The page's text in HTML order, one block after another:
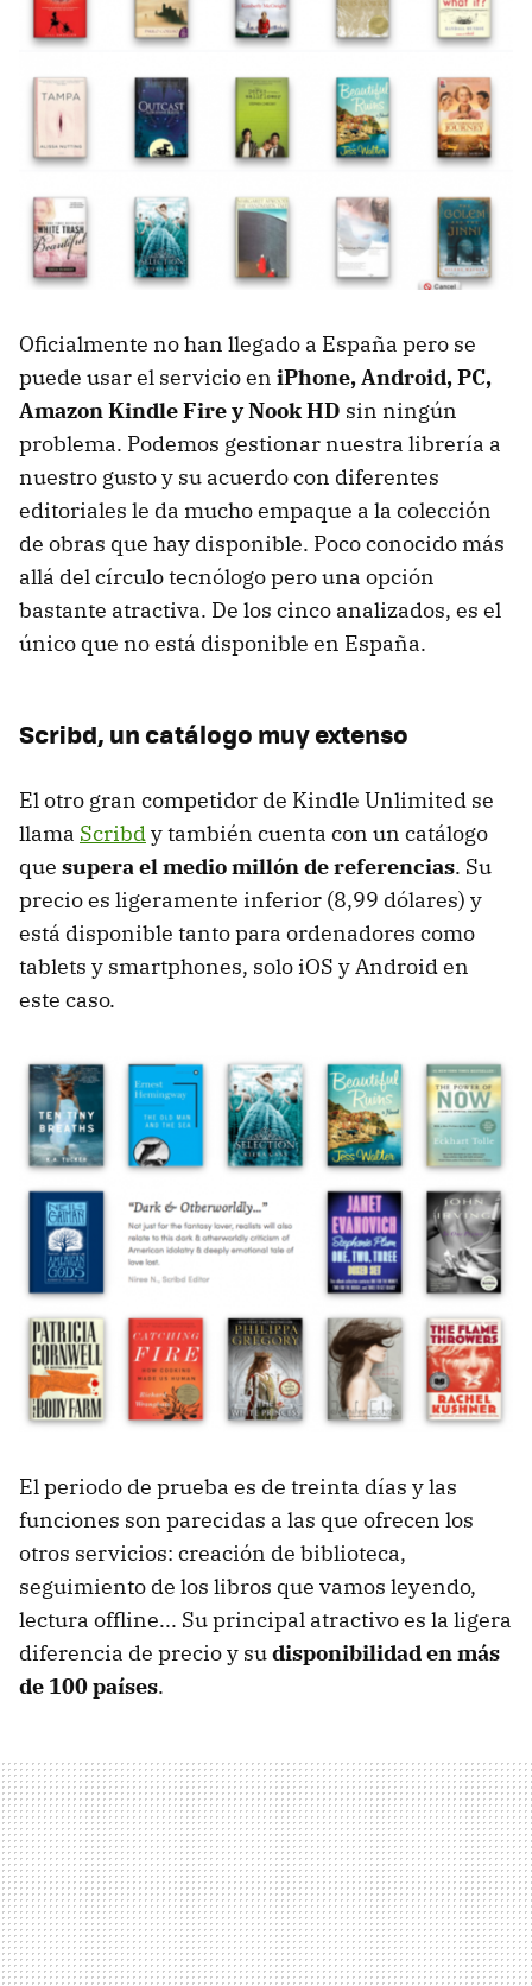
Oficialmente no han llegado a España pero se
puede usar el servicio en iPhone, Android, PC,
Amazon Kindle Fire y Nook HD sin ningún
problema. Podemos gestionar nuestra librería a
nuestro gusto y su acuerdo con diferentes
editoriales le da mucho empaque a la colección
de obras que hay disponible. Poco conocido más
allá del círculo tecnólogo pero una opción
bastante atractiva. De los cinco analizados, es el
único que no está disponible en España.
Scribd, un catálogo muy extenso
El otro gran competidor de Kindle Unlimited se
llama Scribdy también cuenta con un catálogo
que supera el medio millón de referencias. Su
precio es ligeramente inferior (8,99 dólares) y
está disponible tanto para ordenadores como
tablets y smartphones, solo iOS y Android en
este caso.
El periodo de prueba es de treinta días y las
funciones son parecidas a las que ofrecen los
otros servicios: creación de biblioteca,
seguimiento de los libros que vamos leyendo,
lectura offline... Su principal atractivo es la ligera
diferencia de precio y sudisponibilidad en más
de 100 países.